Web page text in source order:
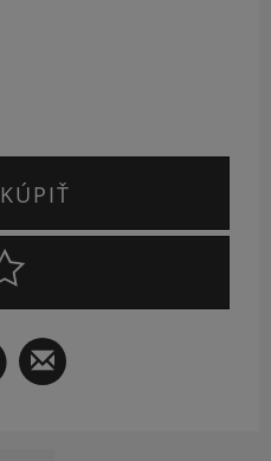
KÚPIŤ